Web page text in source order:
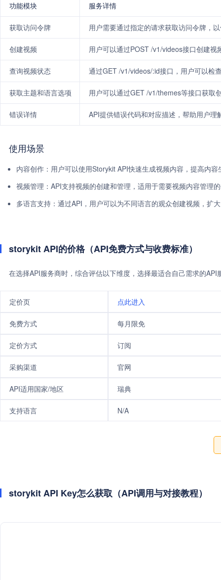
功能模块 服务详情
获取访问令牌 用户需要通过指定的请求获取访问令牌，
创建视频 用户可以通过POST /v1/videos接口创建
查询视频状态 通过GET /v1/videos/:id接口，用户可以检
获取主题和语言选项 用户可以通过GET /v1/themes等接口获取
错误详情 API提供错误代码和对应描述，帮助用户理
使用场景
内容创作：用户可以使用Storykit API快速生成视频内容，提高内容
视频管理：API支持视频的创建和管理，适用于需要视频内容管理
多语言支持：通过API，用户可以为不同语言的观众创建视频，扩
storykit API的价格（API免费方式与收费标准）
在选择API服务商时，综合评估以下维度，选择最适合自己需求的
定价页 点此进入
免费方式 每月限免
定价方式 订阅
采购渠道 官网
API适用国家/地区 瑞典
支持语言 N/A
storykit API Key怎么获取（API调用与对接教程）